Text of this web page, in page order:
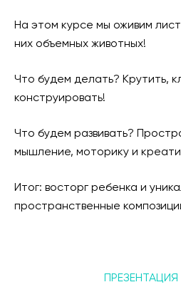
На этом курсе мы оживим
них объемных животных!
Что будем делать? Крутить,
конструировать!
Что будем развивать?
мышление, моторику и
Итог: восторг ребенка и
пространственные
ПРЕЗЕНТАЦИЯ